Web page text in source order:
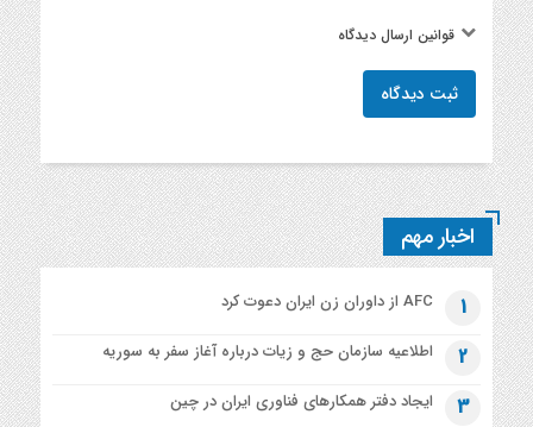
قوانین ارسال دیدگاه
ثبت دیدگاه
اخبار مهم
1 AFC از داوران زن ایران دعوت کرد
2 اطلاعیه‌ سازمان حج و زیات درباره آغاز سفر به سوریه
3 ایجاد دفتر همکارهای فناوری ایران در چین